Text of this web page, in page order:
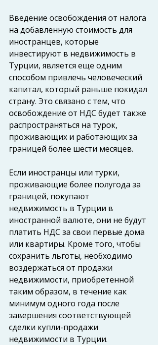
Введение освобождения от налога
на добавленную стоимость для
иностранцев, которые
инвестируют в недвижимость в
Турции, является еще одним
способом привлечь человеческий
капитал, который раньше покидал
страну. Это связано с тем, что
освобождение от НДС будет также
распространяться на турок,
проживающих и работающих за
границей более шести месяцев.
Если иностранцы или турки,
проживающие более полугода за
границей, покупают
недвижимость в Турции в
иностранной валюте, они не будут
платить НДС за свои первые дома
или квартиры. Кроме того, чтобы
сохранить льготы, необходимо
воздержаться от продажи
недвижимости, приобретенной
таким образом, в течение как
минимум одного года после
завершения соответствующей
сделки купли-продажи
недвижимости в Турции.